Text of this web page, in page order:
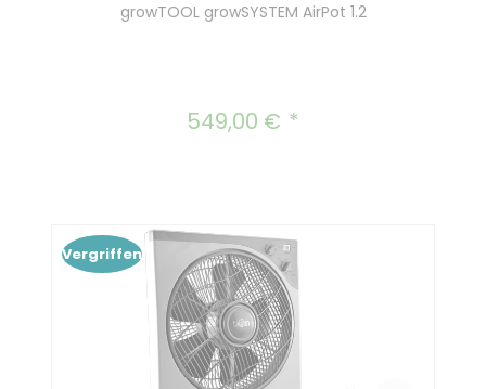
growTOOL growSYSTEM AirPot 1.2
Regulärer Preis:
549,00 €
Vergriffen